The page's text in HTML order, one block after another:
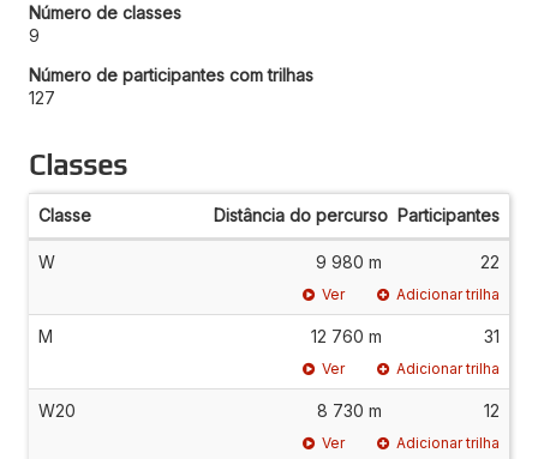
Número de classes
9
Número de participantes com trilhas
127
Classes
Classe Distância do percurso Participantes
W 9 980 m 22
Ver Adicionar trilha
M 12 760 m 31
Ver Adicionar trilha
W20 8 730 m 12
Ver Adicionar trilha